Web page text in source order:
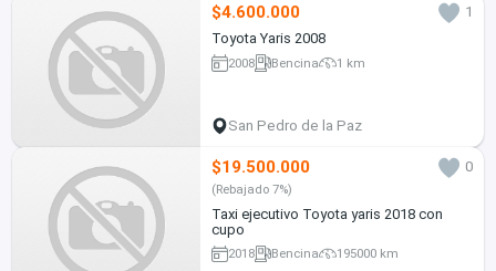
$4.600.000
1
Toyota Yaris 2008
2008 Bencina 1 km
San Pedro de la Paz
$19.500.000 0
(Rebajado 7%)
Taxi ejecutivo Toyota yaris 2018 con
cupo
2018 Bencina 195000 km